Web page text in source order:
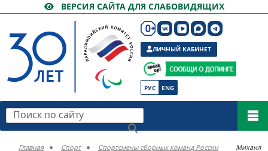
ВЕРСИЯ САЙТА ДЛЯ СЛАБОВИДЯЩИХ
РУС ENG
ЛИЧНЫЙ КАБИНЕТ
Поиск по сайту
Главная Спорт Спортсмены сборных команд России
Михаил